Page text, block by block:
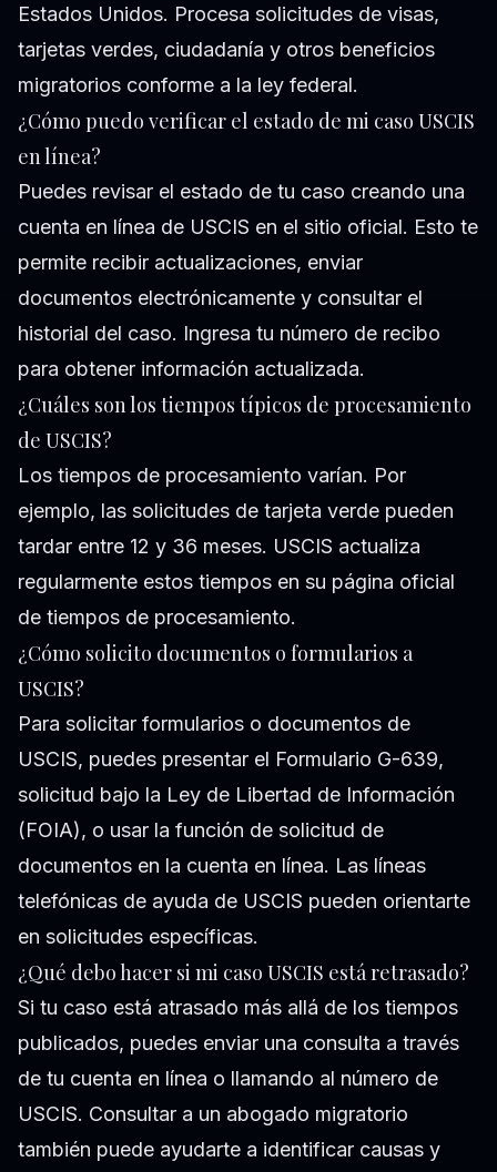
Estados Unidos. Procesa solicitudes de visas,
tarjetas verdes, ciudadanía y otros beneficios
migratorios conforme a la ley federal.
¿Cómo puedo verificar el estado de mi caso USCIS
en línea?
Puedes revisar el estado de tu caso creando una
cuenta en línea de USCIS en el sitio oficial. Esto te
permite recibir actualizaciones, enviar
documentos electrónicamente y consultar el
historial del caso. Ingresa tu número de recibo
para obtener información actualizada.
¿Cuáles son los tiempos típicos de procesamiento
de USCIS?
Los tiempos de procesamiento varían. Por
ejemplo, las solicitudes de tarjeta verde pueden
tardar entre 12 y 36 meses. USCIS actualiza
regularmente estos tiempos en su página oficial
de tiempos de procesamiento.
¿Cómo solicito documentos o formularios a
USCIS?
Para solicitar formularios o documentos de
USCIS, puedes presentar el Formulario G-639,
solicitud bajo la Ley de Libertad de Información
(FOIA), o usar la función de solicitud de
documentos en la cuenta en línea. Las líneas
telefónicas de ayuda de USCIS pueden orientarte
en solicitudes específicas.
¿Qué debo hacer si mi caso USCIS está retrasado?
Si tu caso está atrasado más allá de los tiempos
publicados, puedes enviar una consulta a través
de tu cuenta en línea o llamando al número de
USCIS. Consultar a un abogado migratorio
también puede ayudarte a identificar causas y